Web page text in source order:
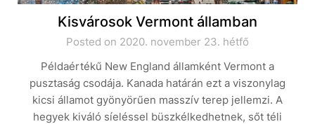
Kisvárosok Vermont államban
Posted on 2020. november 23. hétfő
Példaértékű New England államként Vermont a
pusztaság csodája. Kanada határán ezt a viszonylag
kicsi államot gyönyörűen masszív terep jellemzi. A
hegyek kiváló síeléssel büszkélkedhetnek, sőt téli